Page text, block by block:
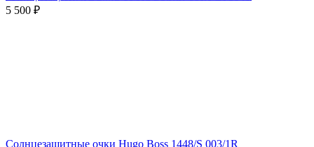
5 500 ₽
Солнцезащитные очки Hugo Boss 1448/S 003/1R